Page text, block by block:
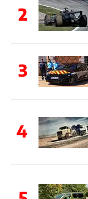
2
3
4